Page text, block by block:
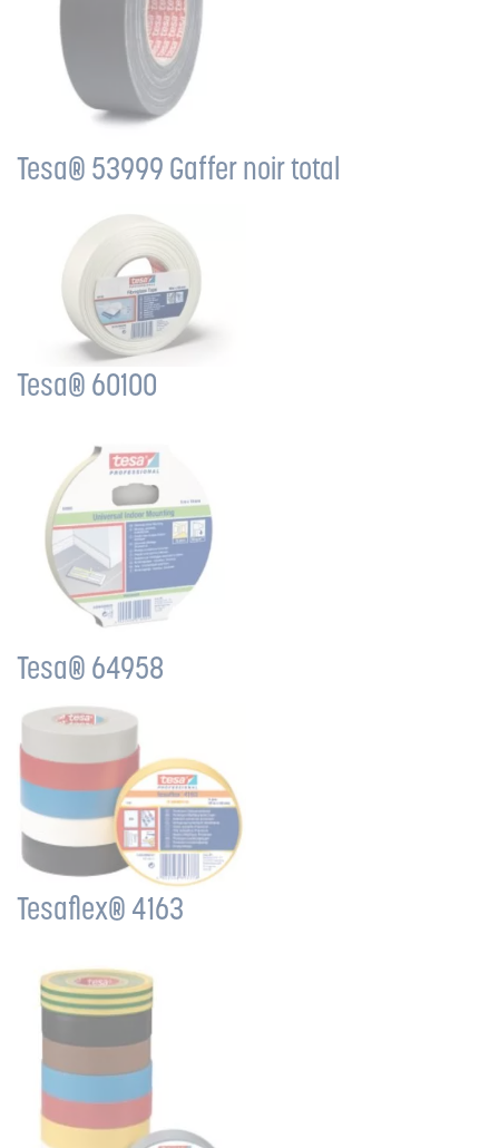
Tesa® 53999 Gaffer noir total
Tesa® 60100
Tesa® 64958
Tesaflex® 4163